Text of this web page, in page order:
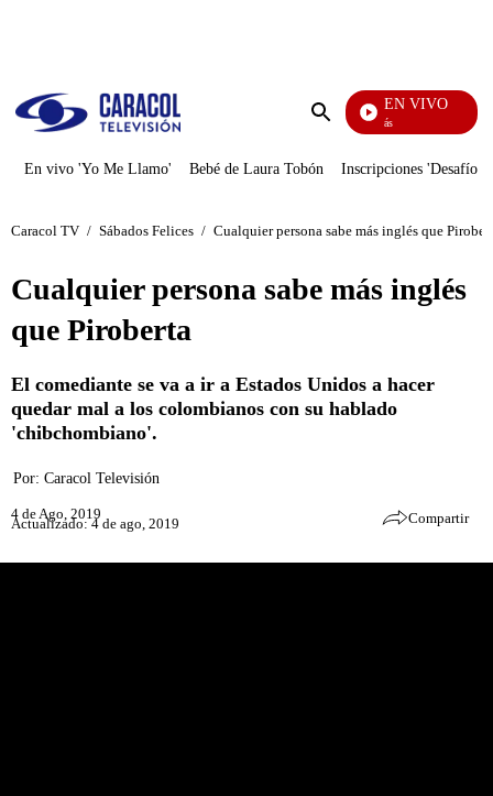
Enviar
EN VIVO
También Caerás
En vivo 'Yo Me Llamo' Bebé de Laura Tobón Inscripciones 'Desafío'
Caracol TV / Sábados Felices / Cualquier persona sabe más inglés que
Cualquier persona sabe más inglés
que Piroberta
El comediante se va a ir a Estados Unidos a hacer
quedar mal a los colombianos con su hablado
'chibchombiano'.
Por: Caracol Televisión
4 de Ago, 2019
Actualizado: 4 de ago, 2019 Compartir